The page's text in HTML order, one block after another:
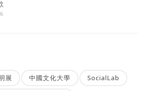
展 中國文化大學 SocialLab